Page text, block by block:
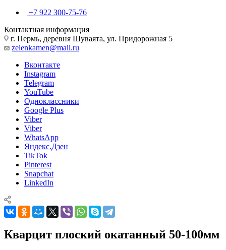
+7 922 300-75-76
Контактная информация
г. Пермь, деревня Шуваята, ул. Придорожная 5
zelenkamen@mail.ru
Вконтакте
Instagram
Telegram
YouTube
Одноклассники
Google Plus
Viber
Viber
WhatsApp
Яндекс.Дзен
TikTok
Pinterest
Snapchat
LinkedIn
Кварцит плоский окатанный 50-100мм